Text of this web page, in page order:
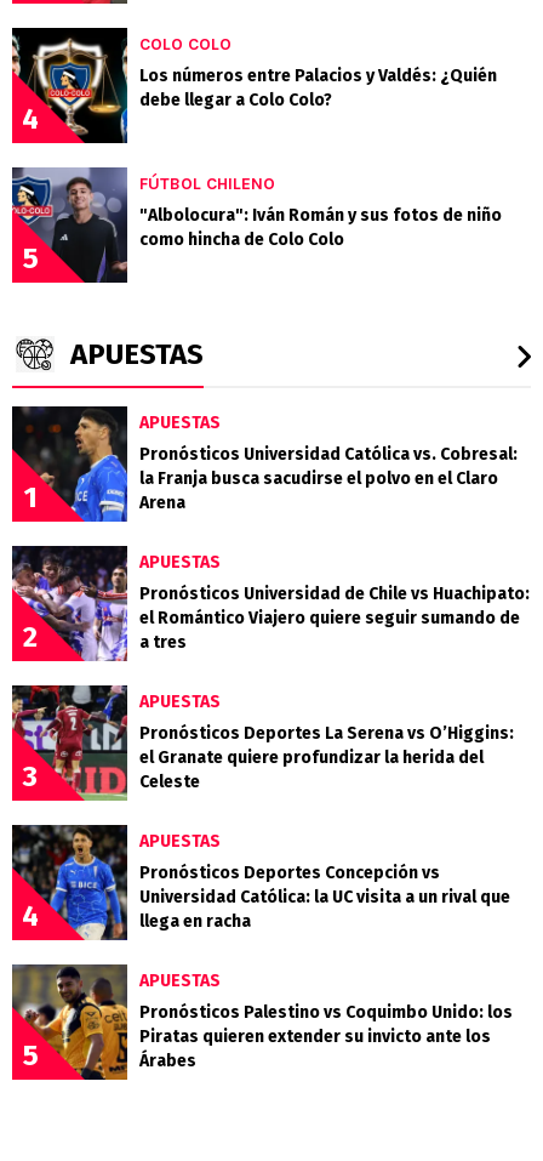
4
COLO COLO
Los números entre Palacios y Valdés: ¿Quién
debe llegar a Colo Colo?
5
FÚTBOL CHILENO
"Albolocura": Iván Román y sus fotos de niño
como hincha de Colo Colo
APUESTAS
1
APUESTAS
Pronósticos Universidad Católica vs. Cobresal:
la Franja busca sacudirse el polvo en el Claro
Arena
2
APUESTAS
Pronósticos Universidad de Chile vs Huachipato:
el Romántico Viajero quiere seguir sumando de
a tres
3
APUESTAS
Pronósticos Deportes La Serena vs O’Higgins:
el Granate quiere profundizar la herida del
Celeste
4
APUESTAS
Pronósticos Deportes Concepción vs
Universidad Católica: la UC visita a un rival que
llega en racha
5
APUESTAS
Pronósticos Palestino vs Coquimbo Unido: los
Piratas quieren extender su invicto ante los
Árabes